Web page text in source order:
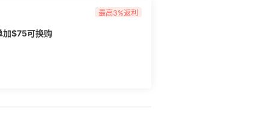
最高3%返利
圣诞大礼包 任意单加$75可换购